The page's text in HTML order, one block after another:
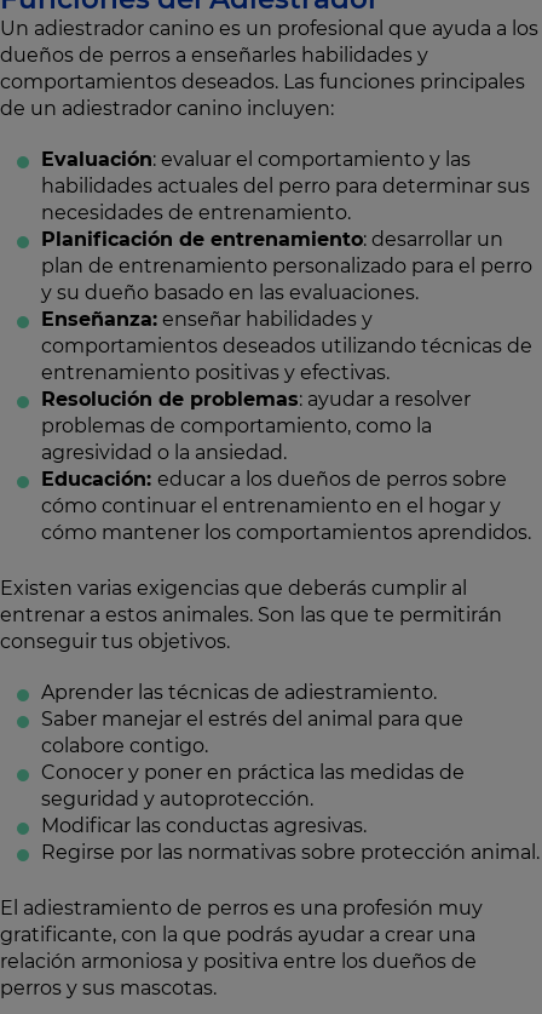
Un adiestrador canino es un profesional que ayuda a los
dueños de perros a enseñarles habilidades y
comportamientos deseados. Las funciones principales
de un adiestrador canino incluyen:
Evaluación: evaluar el comportamiento y las
habilidades actuales del perro para determinar sus
necesidades de entrenamiento.
Planificación de entrenamiento: desarrollar un
plan de entrenamiento personalizado para el perro
y su dueño basado en las evaluaciones.
Enseñanza: enseñar habilidades y
comportamientos deseados utilizando técnicas de
entrenamiento positivas y efectivas.
Resolución de problemas: ayudar a resolver
problemas de comportamiento, como la
agresividad o la ansiedad.
Educación: educar a los dueños de perros sobre
cómo continuar el entrenamiento en el hogar y
cómo mantener los comportamientos aprendidos.
Existen varias exigencias que deberás cumplir al
entrenar a estos animales. Son las que te permitirán
conseguir tus objetivos.
Aprender las técnicas de adiestramiento.
Saber manejar el estrés del animal para que
colabore contigo.
Conocer y poner en práctica las medidas de
seguridad y autoprotección.
Modificar las conductas agresivas.
Regirse por las normativas sobre protección animal.
El adiestramiento de perros es una profesión muy
gratificante, con la que podrás ayudar a crear una
relación armoniosa y positiva entre los dueños de
perros y sus mascotas.